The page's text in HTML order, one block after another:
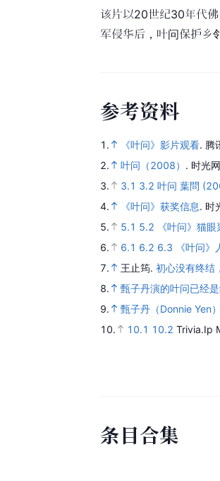
该片以20世纪30年代
军侵华后，叶问保护乡
参考资料
1. 《叶问》影片观看. 腾
2.
叶问（2008） . 时光
3.
3.1 3.2 叶问 葉問
4.
《叶问》获奖信息. 时
5.
5.1 5.2
《叶问》猫
6.
6.1 6.2 6.3
《叶问
7.
王止筠. 初心没有终结
8.
甄子丹演的叶问已经
9.
甄子丹（Donnie Yen
10.
10.1 10.2 Trivia.Ip
条目合集